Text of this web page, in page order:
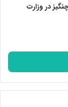
در وزارت